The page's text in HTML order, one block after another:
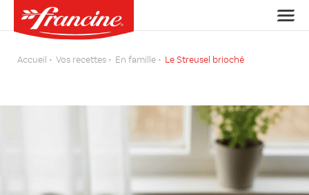
Accueil Vos recettes En famille Le Streusel brioché